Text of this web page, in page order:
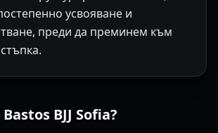
усвояване и
преди да преминем към
BJJ Sofia?